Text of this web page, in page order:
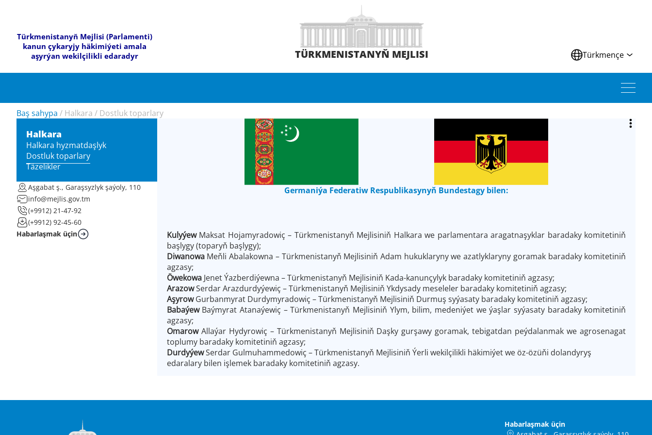
Türkmenistanyň Mejlisi (Parlamenti)
kanun çykaryjy häkimiýeti amala
aşyrýan wekilçilikli edaradyr
TÜRKMENISTANYŇ MEJLISI Türkmençe
Baş sahypa / Halkara / Dostluk toparlary
Halkara
Halkara hyzmatdaşlyk
Dostluk toparlary
Täzelikler
Aşgabat ş., Garaşsyzlyk şaýoly, 110
info@mejlis.gov.tm
(+9912) 21-47-92
(+9912) 92-45-60
Habarlaşmak üçin
Germaniýa Federatiw Respublikasynyň Bundestagy bilen:
Kulyýew Maksat Hojamyradowiç – Türkmenistanyň Mejlisiniň Halkara we parlamentara aragatnaşyklar baradaky komitetiniň
başlygy (toparyň başlygy);
Diwanowa Meňli Abalakowna – Türkmenistanyň Mejlisiniň Adam hukuklaryny we azatlyklaryny goramak baradaky komitetiniň
agzasy;
Öwekowa Jenet Ýazberdiýewna – Türkmenistanyň Mejlisiniň Kada-kanunçylyk baradaky komitetiniň agzasy;
ArazowSerdar Arazdurdyýewiç – Türkmenistanyň Mejlisiniň Ykdysady meseleler baradaky komitetiniň agzasy;
AşyrowGurbanmyrat Durdymyradowiç – Türkmenistanyň Mejlisiniň Durmuş syýasaty baradaky komitetiniň agzasy;
Babaýew Baýmyrat Atanaýewiç – Türkmenistanyň Mejlisiniň Ylym, bilim, medeniýet we ýaşlar syýasaty baradaky komitetiniň
agzasy;
Omarow Allaýar Hydyrowiç – Türkmenistanyň Mejlisiniň Daşky gurşawy goramak, tebigatdan peýdalanmak we agrosenagat
toplumy baradaky komitetiniň agzasy;
DurdyýewSerdar Gulmuhammedowiç – Türkmenistanyň Mejlisiniň Ýerli wekilçilikli häkimiýet we öz-özüňi dolandyryş
edaralary bilen işlemek baradaky komitetiniň agzasy.
Habarlaşmak üçin